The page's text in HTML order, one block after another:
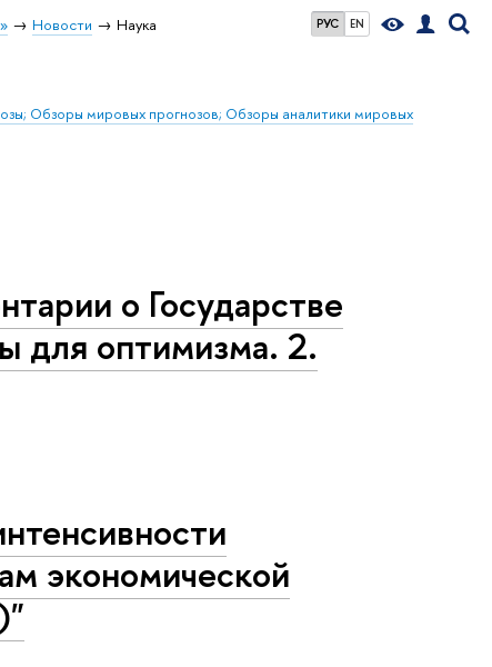
РУС EN
Новости Наука
Обзоры мировых прогнозов; Обзоры аналитики мировых
о Государстве
для оптимизма. 2.
экономической